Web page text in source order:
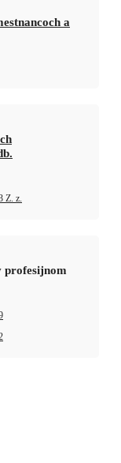
a
Z. z.
profesijnom